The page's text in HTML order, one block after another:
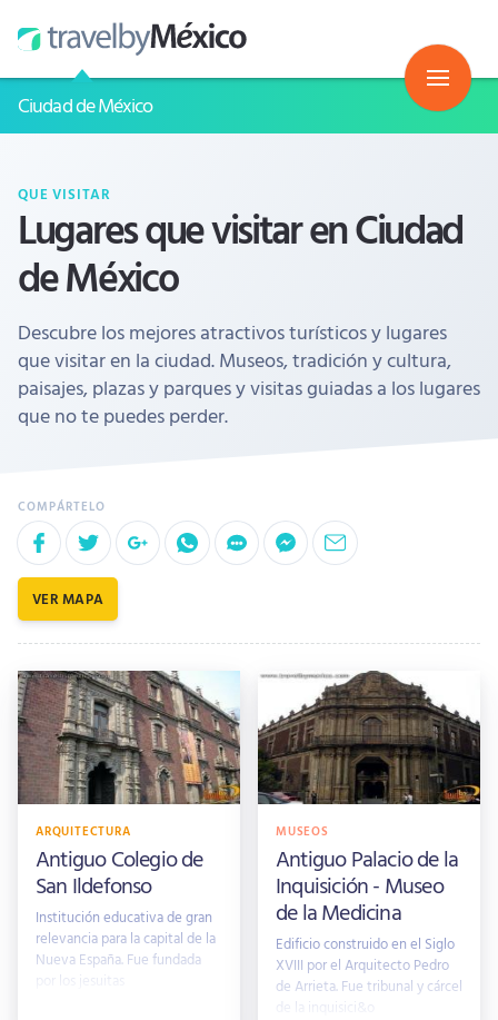
Ciudad de México
QUE VISITAR
Lugares que visitar en Ciudad
de México
Descubre los mejores atractivos turísticos y lugares
que visitar en la ciudad. Museos, tradición y cultura,
paisajes, plazas y parques y visitas guiadas a los lugares
que no te puedes perder.
VER MAPA
ARQUITECTURA
Antiguo Colegio de
San Ildefonso
Institución educativa de gran
relevancia para la capital de la
Nueva España. Fue fundada
por los jesuitas
MUSEOS
Antiguo Palacio de la
Inquisición - Museo
de la Medicina
Edificio construido en el Siglo
XVIII por el Arquitecto Pedro
de Arrieta. Fue tribunal y cárcel
de la inquisici&o